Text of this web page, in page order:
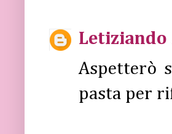
Letiziando
Aspetterò
pasta per